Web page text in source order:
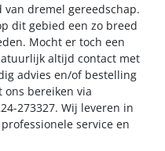
dremel gereedschap.
dit gebied een zo breed
Mocht er toch een
altijd contact met
advies en/of bestelling
ons bereiken via
273327. Wij leveren in
service en